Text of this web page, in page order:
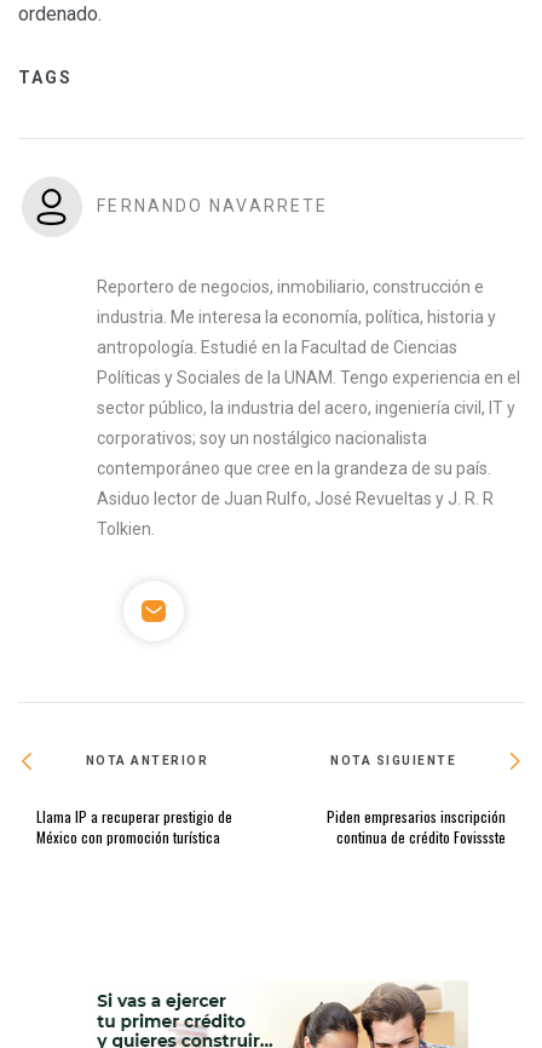
ordenado.
TAGS
FERNANDO NAVARRETE
Reportero de negocios, inmobiliario, construcción e
industria. Me interesa la economía, política, historia y
antropología. Estudié en la Facultad de Ciencias
Políticas y Sociales de la UNAM. Tengo experiencia en el
sector público, la industria del acero, ingeniería civil, IT y
corporativos; soy un nostálgico nacionalista
contemporáneo que cree en la grandeza de su país.
Asiduo lector de Juan Rulfo, José Revueltas y J. R. R
Tolkien.
NOTA ANTERIOR
Llama IP a recuperar prestigio de
México con promoción turística
NOTA SIGUIENTE
Piden empresarios inscripción
continua de crédito Fovissste